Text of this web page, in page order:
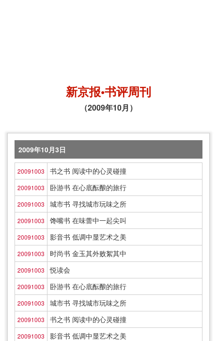
新京报•书评周刊
（2009年10月）
2009年10月3日
20091003 书之书 阅读中的心灵碰撞
20091003 卧游书 在心底酝酿的旅行
20091003 城市书 寻找城市玩味之所
20091003 馋嘴书 在味蕾中一起尖叫
20091003 影音书 低调中显艺术之美
20091003 时尚书 金玉其外败絮其中
20091003 悦读会
20091003 卧游书 在心底酝酿的旅行
20091003 城市书 寻找城市玩味之所
20091003 书之书 阅读中的心灵碰撞
20091003 影音书 低调中显艺术之美